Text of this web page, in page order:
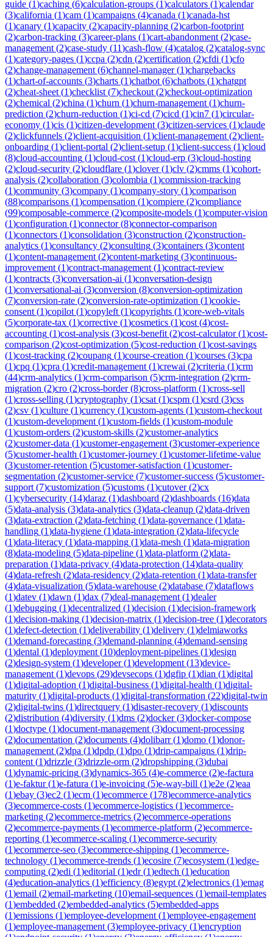
guide (1)caching (6)calculation-groups (1)calculators (1)calendar
(3)california (1)cam (1)campaigns (4)canada (1)canada-hst
(1)canary (1)capacity (2)capacity-planning (2)carbon-footprint
(2)carbon-tracking (3)career-plans (1)cart-abandonment (2)case-
management (2)case-study (11)cash-flow (4)catalog (2)catalog-sync
(1)category-pages (1)ccpa (2)cdn (2)certification (2)cfdi (1)cfo
(2)change-management (6)channel-manager(1)chargebacks
(1)chart-of-accounts (3)charts (1)chatbot (6)chatbots (1)chatgpt
(2)cheat-sheet (1)checklist (7)checkout (2)checkout-optimization
(2)chemical (2)china (1)churn (1)churn-management (1)churn-
prediction (2)churn-reduction (1)ci-cd (7)cicd (1)cin7 (1)circular-
economy (1)cis (1)citizen-development (3)citizen-services (1)claude
(2)clickfunnels (2)client-acquisition (1)client-management (2)client-
onboarding (1)client-portal (2)client-setup (1)client-success (1)cloud
(8)cloud-accounting (1)cloud-cost (1)cloud-erp (3)cloud-hosting
(2)cloud-security (2)cloudflare (1)clover(1)clv (2)cmms (1)cohort-
analysis (2)collaboration (3)colombia (1)commission-tracking
(1)community (3)company (1)company-story (1)comparison
(88)comparisons (1)compensation (1)compiere (2)compliance
(99)composable-commerce (2)composite-models (1)computer-vision
(1)configuration (1)connector(8)connector-comparison
(1)connectors (1)consolidation (3)construction (2)construction-
analytics (1)consultancy (2)consulting (3)containers (3)content
(1)content-management (2)content-marketing (3)continuous-
improvement (1)contract-management (1)contract-review
(1)contracts (3)conversation-ai (1)conversation-design
(1)conversational-ai (3)conversion (8)conversion-optimization
(7)conversion-rate (2)conversion-rate-optimization (1)cookie-
consent (1)copilot (1)copyleft (1)copyrights (1)core-web-vitals
(5)corporate-tax (1)corrective (1)cosmetics (1)cost (4)cost-
accounting (1)cost-analysis (3)cost-benefit (2)cost-calculator(1)cost-
comparison (2)cost-optimization (5)cost-reduction (1)cost-savings
(1)cost-tracking (2)coupang (1)course-creation (1)courses (3)cpa
(1)cpq (1)cpra (1)credit-management (1)crewai (2)criteria (1)crm
(44)crm-analytics (1)crm-comparison (5)crm-integration (2)crm-
migration (2)cro (2)cross-border(8)cross-platform (1)cross-sell
(1)cross-selling (1)cryptography (1)csat (1)cspm (1)csrd (3)css
(2)csv (1)culture (1)currency (1)custom-agents (1)custom-checkout
(1)custom-development (1)custom-fields (1)custom-module
(1)custom-orders (2)custom-skills (2)customer-analytics
(2)customer-data (1)customer-engagement (3)customer-experience
(5)customer-health (1)customer-journey (1)customer-lifetime-value
(3)customer-retention (5)customer-satisfaction (1)customer-
segmentation (2)customer-service (7)customer-success (5)customer-
support (7)customization (5)customs (1)cutover(2)cx
(1)cybersecurity (14)daraz (1)dashboard (2)dashboards (16)data
(5)data-analysis (3)data-analytics (3)data-cleanup (2)data-driven
(3)data-extraction (2)data-fetching (1)data-governance (1)data-
handling (1)data-hygiene (1)data-integration (2)data-lifecycle
(1)data-literacy (1)data-mapping (1)data-mesh (1)data-migration
(8)data-modeling (5)data-pipeline (1)data-platform (2)data-
preparation (1)data-privacy (4)data-protection (14)data-quality
(4)data-refresh (2)data-residency (2)data-retention (1)data-transfer
(4)data-visualization (5)data-warehouse (2)database (7)dataflows
(1)datev (1)dawn (1)dax (7)deal-management (1)dealer
(1)debugging (1)decentralized (1)decision (1)decision-framework
(1)decision-making (1)decision-matrix (1)decision-tree (1)decorators
(1)defect-detection (1)deliverability (1)delivery (1)delmiaworks
(1)demand-forecasting (3)demand-planning (4)demand-sensing
(1)dental (1)deployment (10)deployment-pipelines (1)design
(2)design-system (1)developer(1)development (13)device-
management (1)devops (29)devsecops (1)dgfip (1)dian (1)digital
(1)digital-adoption (1)digital-business (1)digital-health (1)digital-
maturity (1)digital-products (1)digital-transformation (22)digital-twin
(2)digital-twins (1)directquery (1)disaster-recovery (1)discounts
(2)distribution (4)diversity (1)dms (2)docker(3)docker-compose
(1)doctype (1)document-management (3)document-processing
(2)documentation (2)documents (4)dolibarr(1)domo (1)donor-
management (2)dpa (1)dpdp (1)dpo (1)drip-campaigns (1)drip-
content (1)drizzle (3)drizzle-orm (2)dropshipping (3)dubai
(1)dynamic-pricing (3)dynamics-365 (4)e-commerce (2)e-factura
(1)e-faktur(1)e-fatura (1)e-invoicing (5)e-way-bill (1)e2e (2)eaa
(1)ebay (3)ec2 (1)ecm (1)ecommerce (178)ecommerce-analytics
(3)ecommerce-costs (1)ecommerce-logistics (1)ecommerce-
marketing (2)ecommerce-metrics (2)ecommerce-operations
(2)ecommerce-payments (1)ecommerce-platform (2)ecommerce-
reporting (1)ecommerce-scaling (1)ecommerce-security
(1)ecommerce-seo (3)ecommerce-shipping (1)ecommerce-
technology (1)ecommerce-trends (1)ecosire (7)ecosystem (1)edge-
computing (2)edi (1)editorial (1)edr(1)edtech (1)education
(4)education-analytics (1)efficiency (8)egypt (2)electronics (1)emag
(1)email (2)email-marketing (10)email-sequences (1)email-templates
(1)embedded (2)embedded-analytics (5)embedded-apps
(1)emissions (1)employee-development (1)employee-engagement
(1)employee-management (3)employee-privacy (1)encryption